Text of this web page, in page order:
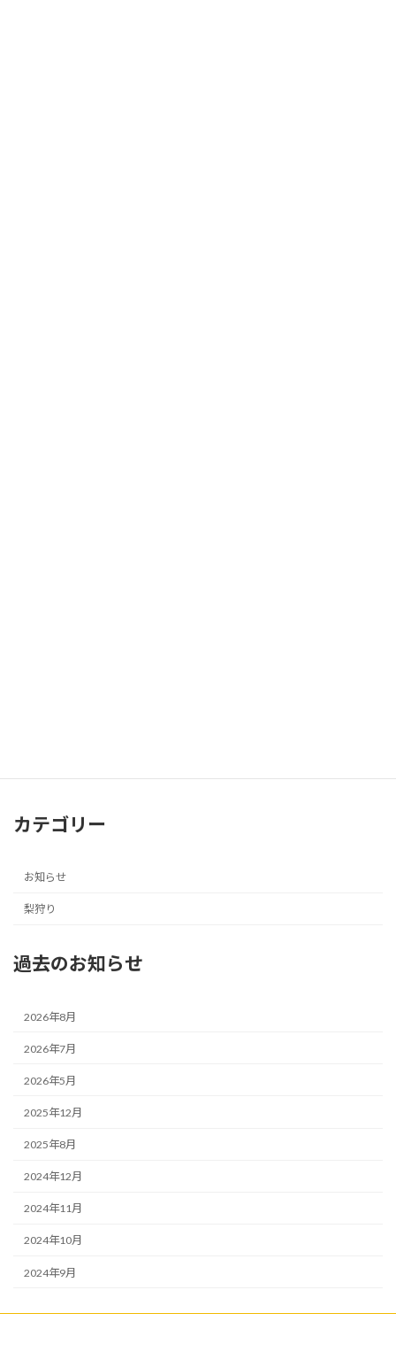
カテゴリー
お知らせ
梨狩り
過去のお知らせ
2026年8月
2026年7月
2026年5月
2025年12月
2025年8月
2024年12月
2024年11月
2024年10月
2024年9月